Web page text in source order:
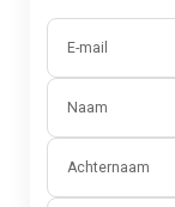
E-mail
Naam
Achternaam